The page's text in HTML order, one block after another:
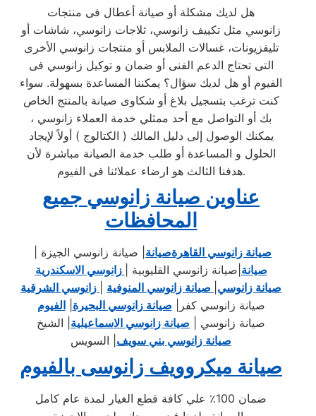
هل لديك مشكلة أو صيانة أعطال فى منتجات
زانوسي مثل تكييف زانوسي، ثلاجات زانوسي، شاشات أو
تليفزيونات، غسالات الملابس أو منتجات زانوسي الأخرى
التى تحتاج الدعم الفنى أو ضمان و توكيل زانوسي فى
الفيوم أو هل لديك سؤال؟ يمكننا المساعدة بسهولة. سواء
كنت ترغب بتسجيل بلاغ أو شكاوى صيانة بالمنتج الخاص
بك أو التواصل مع أحد ممثلي خدمة العملاء زانوسي ،
يمكنك الوصول إلى دليل المالك ( الكتالوج ) أولاً لإيجاد
الحلول و المساعدة أو طلب خدمة الصيانة مباشرة لأن
هدفنا الثالث هو ارضاء عملائنا فى الفيوم.
عناوين صيانة زانوسي جميع
المحافظات
صيانة زانوسي القاهرة صيانة زانوسي الجيزة صيانة
زانوسي الاسكندرية
صيانة زانوسي القليوبية صيانة
زانوسي الشرقية
صيانة زانوسي المنوفية صيانة زانوسي
الفيوم| صيانة زانوسي البحيرة
صيانة زانوسي كفر
الشيخ صيانة زانوسي الاسماعيلية
صيانة زانوسي
السويس صيانة زانوسي بني سويف
صيانة ميكروويف زانوسى بالفيوم
ضمان 100٪ علي كافة قطع الغيار لمدة عام كامل